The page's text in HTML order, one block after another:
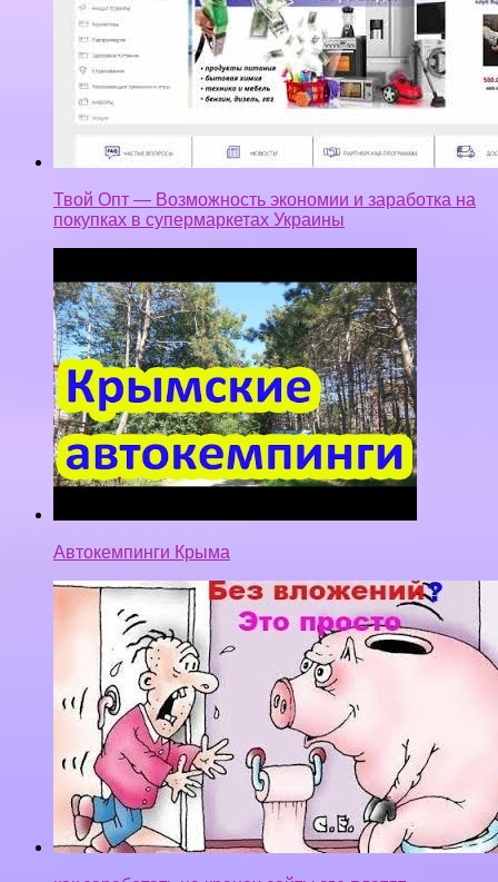
Твой Опт — Возможность экономии и заработка на
покупках в супермаркетах Украины
Автокемпинги Крыма
как заработать на кранах сайты где платят
бесплатный кран на FREENEM сбор рас в час